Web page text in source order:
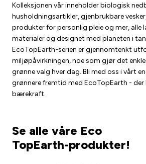
Kolleksjonen vår inneholder biologisk
husholdningsartikler, gjenbrukbare
produkter for personlig pleie og mer,
materialer og designet med planeten i
EcoTopEarth-serien er gjennomtenkt
miljøpåvirkningen, noe som gjør det
grønne valg hver dag. Bli med oss i vårt
grønnere fremtid med EcoTopEarth -
bærekraft.
Se alle våre Eco
TopEarth-produkter!